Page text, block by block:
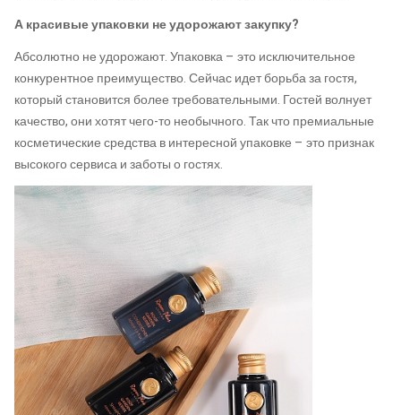
А красивые упаковки не удорожают закупку?
Абсолютно не удорожают. Упаковка – это исключительное
конкурентное преимущество. Сейчас идет борьба за гостя,
который становится более требовательными. Гостей волнует
качество, они хотят чего-то необычного. Так что премиальные
косметическиесредствав интересной упаковке – это признак
высокого сервиса и заботы о гостях.